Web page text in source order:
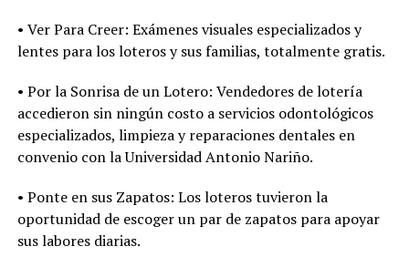
• Ver Para Creer: Exámenes visuales especializados y
lentes para los loteros y sus familias, totalmente gratis.
• Por la Sonrisa de un Lotero: Vendedores de lotería
accedieron sin ningún costo a servicios odontológicos
especializados, limpieza y reparaciones dentales en
convenio con la Universidad Antonio Nariño.
• Ponte en sus Zapatos: Los loteros tuvieron la
oportunidad de escoger un par de zapatos para apoyar
sus labores diarias.